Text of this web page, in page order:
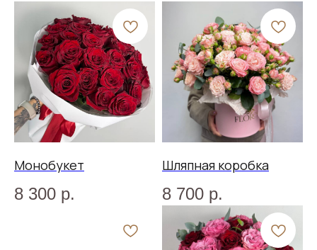
Монобукет
8 300 р.
Шляпная коробка
8 700 р.